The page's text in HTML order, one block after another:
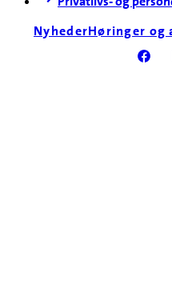
NyhederHøringer og